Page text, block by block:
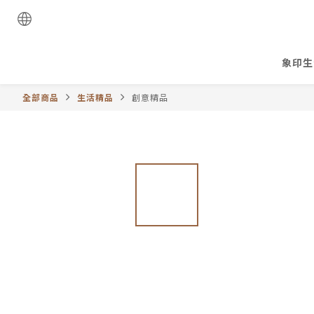
象印
全部商品 生活精品 創意精品